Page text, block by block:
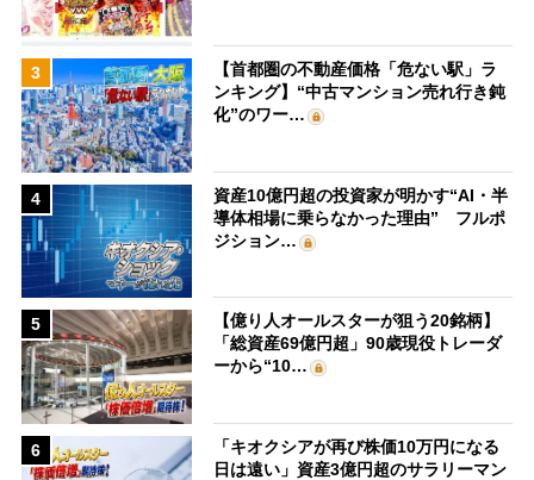
3
【首都圏の不動産価格「危ない駅」ラ
ンキング】“中古マンション売れ行き鈍
化”のワー…
4
資産10億円超の投資家が明かす“AI・半
導体相場に乗らなかった理由” フルポ
ジション…
5
【億り人オールスターが狙う20銘柄】
「総資産69億円超」90歳現役トレーダ
ーから“10…
6
「キオクシアが再び株価10万円になる
日は遠い」資産3億円超のサラリーマン